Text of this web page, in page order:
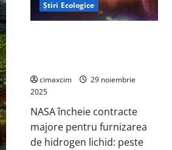
Națiunii
Române
2025
Știri Ecologice
cimaxcim
29 noiembrie
2025
NASA încheie contracte
majore pentru furnizarea
de hidrogen lichid: peste